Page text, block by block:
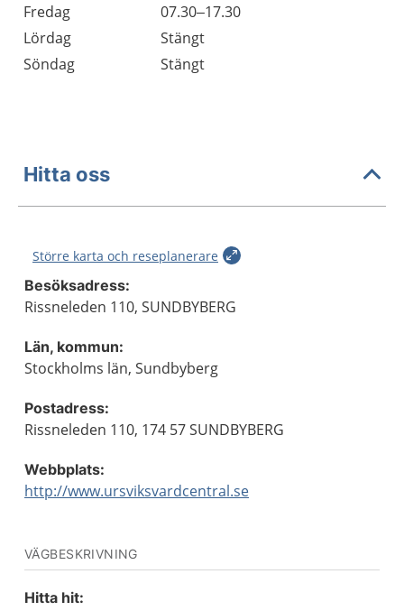
Fredag
07.30–17.30
Lördag
Stängt
Söndag
Stängt
Hitta oss
Större karta och reseplanerare
Besöksadress:
Rissneleden 110, SUNDBYBERG
Län, kommun:
Stockholms län, Sundbyberg
Postadress:
Rissneleden 110, 174 57 SUNDBYBERG
Webbplats:
http://www.ursviksvardcentral.se
VÄGBESKRIVNING
Hitta hit: